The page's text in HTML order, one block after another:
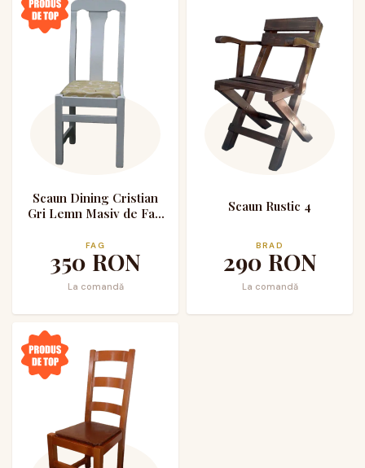
Scaun Dining Cristian
Gri Lemn Masiv de Fag
FAG
350 RON
La comandă
Scaun Rustic 4
BRAD
290 RON
La comandă